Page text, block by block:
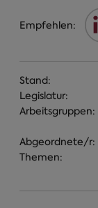
Empfehlen:
Stand:
Legislatur:
Arbeitsgruppen:
Abgeordnete/r:
Themen: